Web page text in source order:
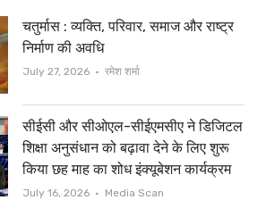
चतुर्मास : व्यक्ति, परिवार, समाज और राष्ट्र
निर्माण की अवधि
July 27, 2026 Author
रमेश शर्मा
सीईसी और सीओएल-सीईएमसीए ने डिजिटल
शिक्षा अनुसंधान को बढ़ावा देने के लिए शुरू
किया छह माह का शोध इंक्यूबेशन कार्यक्रम
July 16, 2026 Author
Media Scan